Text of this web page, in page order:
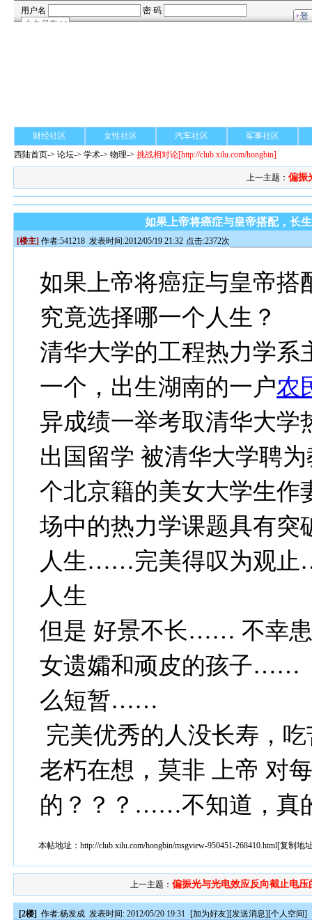
财经社区 女性社区 汽车社区
军事社区
西陆首页->论坛->学术-> 物理->挑战相对论[http://club.xilu.com/hongbin]
上一主题：偏振
如果上帝将癌症与皇帝搭配，长
[楼主] 作者:541218 发表时间:2012/05/19 21:32 点击:2372次
如果上帝将癌症与皇帝搭
究竟选择哪一个人生？
清华大学的工程热力学系
一个，出生湖南的一户农
异成绩一举考取清华大
出国留学 被清华大学聘
个北京籍的美女大学生
场中的热力学课题具有
人生……完美得叹为观止
人生
但是 好景不长…… 不幸
女遗孀和顽皮的孩子……
么短暂……
完美优秀的人没长寿，
老朽在想，莫非 上帝 对
的？？？……不知道，
本帖地址：http://club.xilu.com/hongbin/msgview-950451-268410.html[复制地
上一主题：偏振光与光电效应反向截止电压
[2楼] 作者:杨发成 发表时间: 2012/05/20 19:31 [加为好友][发送消息][个人空间]